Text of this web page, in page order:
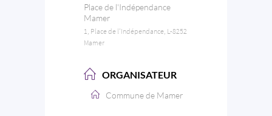
Place de l'Indépendance
Mamer
1, Place de l'Indépendance, L-8252
Mamer
ORGANISATEUR
Commune de Mamer